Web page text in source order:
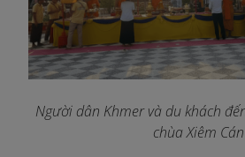
Người dân Khmer và du khách
chùa Xiêm Cán